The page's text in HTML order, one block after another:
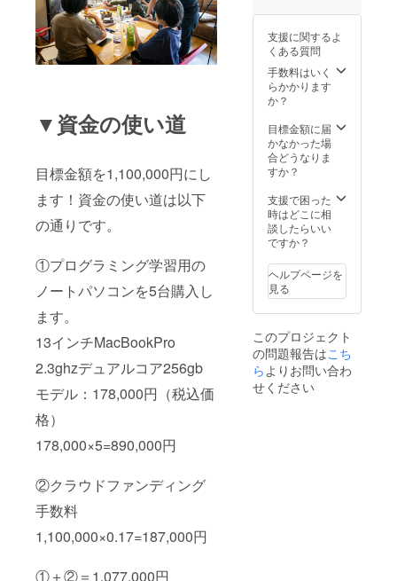
▼資金の使い道
目標金額を1,100,000円にし
ます！資金の使い道は以下
の通りです。
①プログラミング学習用の
ノートパソコンを5台購入し
ます。
13インチMacBookPro
2.3ghzデュアルコア256gb
モデル：178,000円（税込価
格）
178,000×5=890,000円
②クラウドファンディング
手数料
1,100,000×0.17=187,000円
①＋②＝1,077,000円
ウン
ロード
できる
権利。
・活動
報告を
いただ
きま
す。
イズ）
を掲載
いたし
ます。
・運営
メン
レス一
眼レフ
カメラ
古島の
美しい
スポッ
トの写
ウン
ロード
できる
権利。
報告を
メール
させて
いただ
きま
スタッ
ツプレ
ゼント
(S/M/L)
(白) ※現
在デザ
です。
・HPに
名前掲
載（ベ
ち） ・
活動報
告を
メール
ます。
支援に関するよ
くある質問
手数料はいく
らかかります
か？
目標金額に届
かなかった場
合どうなりま
すか？
支援で困った
時はどこに相
談したらいい
ですか？
ヘルプページを
見る
このプロジェクト
の問題報告はこち
らよりお問い合わ
せください